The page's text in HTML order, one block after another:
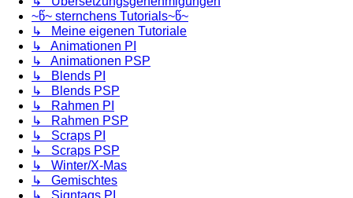
~წ~ sternchens Tutorials~წ~
↳ Meine eigenen Tutoriale
↳ Animationen PI
↳ Animationen PSP
↳ Blends PI
↳ Blends PSP
↳ Rahmen PI
↳ Rahmen PSP
↳ Scraps PI
↳ Scraps PSP
↳ Winter/X-Mas
↳ Gemischtes
↳ Signtags PI